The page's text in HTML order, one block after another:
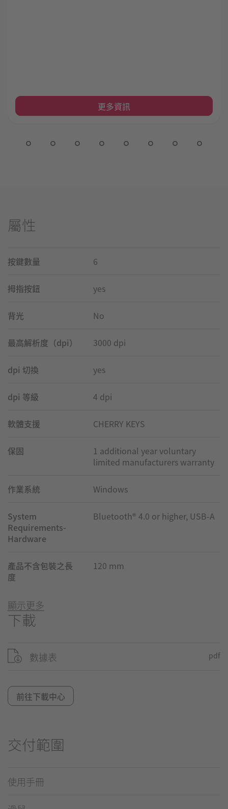
更多資訊
屬性
按鍵數量 6
拇指按鈕 yes
背光 No
最高解析度（dpi） 3000 dpi
dpi 切換 yes
dpi 等級 4 dpi
軟體支援 CHERRY KEYS
保固
1 additional year voluntary
limited manufacturers warranty
作業系統 Windows
System
Requirements-
Hardware
Bluetooth® 4.0 or higher, USB-A
產品不含包裝之長
度
120 mm
顯示更多
下載
數據表 pdf
前往下載中心
交付範圍
使用手冊